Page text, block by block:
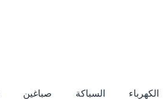
الكهرباء السباكة صباغين